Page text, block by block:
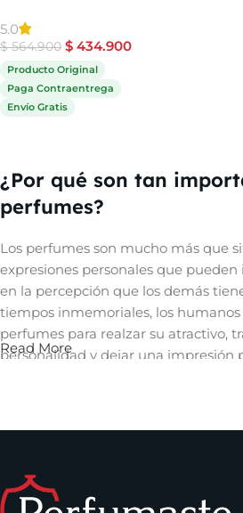
5.0
$564.900 $ 434.900
Producto Original
Paga Contraentrega
Envío Gratis
¿Por qué son tan
perfumes?
Los perfumes son mucho más que
expresiones personales que
en la percepción que los demás
tiempos inmemoriales, los
perfumes para realzar su atractivo,
personalidad y dejar una impresión
Los perfumes que
Read More